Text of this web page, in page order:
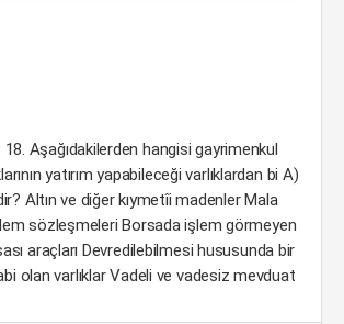
18. Aşağıdakilerden hangisi gayrimenkul
yatırım yapabileceği varlıklardan bi A)
Altın ve diğer kıymetîi madenler Mala
sözleşmeleri Borsada işlem görmeyen
araçları Devredilebilmesi hususunda bir
olan varlıklar Vadeli ve vadesiz mevduat